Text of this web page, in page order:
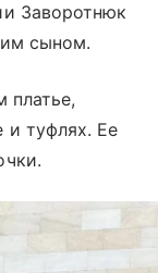
Заворотнюк
сыном.
платье,
и туфлях. Ее